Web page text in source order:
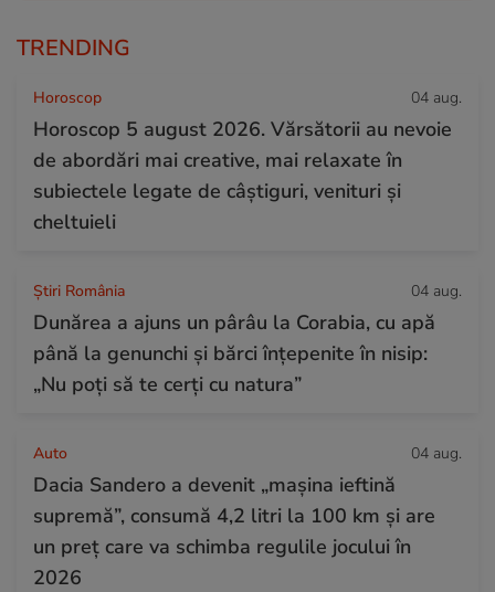
TRENDING
Horoscop 04 aug.
Horoscop 5 august 2026. Vărsătorii au nevoie
de abordări mai creative, mai relaxate în
subiectele legate de câștiguri, venituri și
cheltuieli
Știri România 04 aug.
Dunărea a ajuns un pârâu la Corabia, cu apă
până la genunchi și bărci înțepenite în nisip:
„Nu poți să te cerți cu natura”
Auto 04 aug.
Dacia Sandero a devenit „mașina ieftină
supremă”, consumă 4,2 litri la 100 km și are
un preț care va schimba regulile jocului în
2026